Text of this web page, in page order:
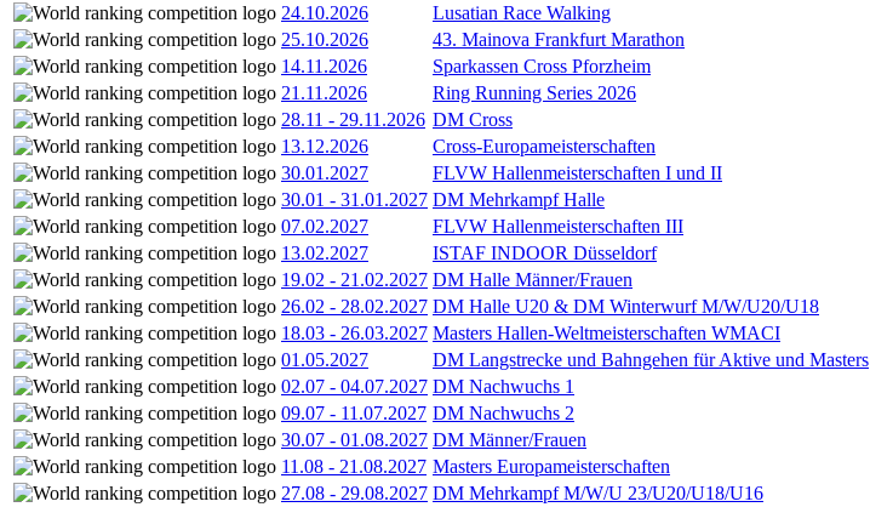
24.10.2026
Lusatian Race Walking
25.10.2026
43. Mainova Frankfurt Marathon
14.11.2026
Sparkassen Cross Pforzheim
21.11.2026
Ring Running Series 2026
28.11 - 29.11.2026 DM Cross
13.12.2026
Cross-Europameisterschaften
30.01.2027
FLVW Hallenmeisterschaften I und II
30.01 - 31.01.2027 DM Mehrkampf Halle
07.02.2027
FLVW Hallenmeisterschaften III
13.02.2027
ISTAF INDOOR Düsseldorf
19.02 - 21.02.2027 DM Halle Männer/Frauen
26.02 - 28.02.2027 DM Halle U20 & DM Winterwurf M/W/U20/U18
18.03 - 26.03.2027 Masters Hallen-Weltmeisterschaften WMACI
01.05.2027
DM Langstrecke und Bahngehen für Aktive und Masters
02.07 - 04.07.2027 DM Nachwuchs 1
09.07 - 11.07.2027 DM Nachwuchs 2
30.07 - 01.08.2027 DM Männer/Frauen
11.08 - 21.08.2027 Masters Europameisterschaften
27.08 - 29.08.2027 DM Mehrkampf M/W/U 23/U20/U18/U16